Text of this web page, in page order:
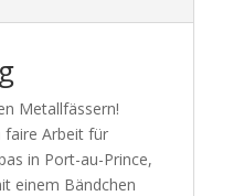
Metallfässern!
faire Arbeit für
in Port-au-Prince,
einem Bändchen